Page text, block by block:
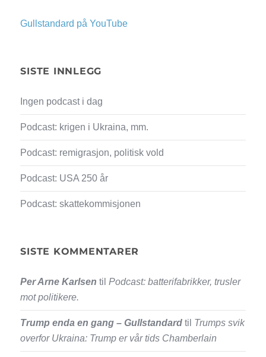
Gullstandard på YouTube
SISTE INNLEGG
Ingen podcast i dag
Podcast: krigen i Ukraina, mm.
Podcast: remigrasjon, politisk vold
Podcast: USA 250 år
Podcast: skattekommisjonen
SISTE KOMMENTARER
Per Arne Karlsen tilPodcast: batterifabrikker, trusler
mot politikere.
Trump enda en gang – Gullstandard til Trumps svik
overfor Ukraina: Trump er vår tids Chamberlain